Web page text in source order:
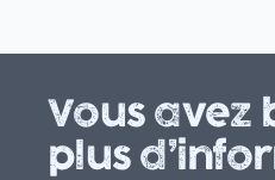
Vous avez
plus